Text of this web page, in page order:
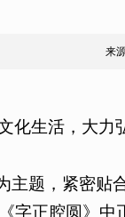
来
化生活，大
主题，紧密
字正腔圆》